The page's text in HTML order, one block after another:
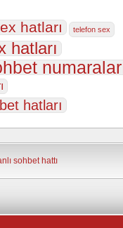
hatları telefon sex
hatları
hatları
sohbet hattı